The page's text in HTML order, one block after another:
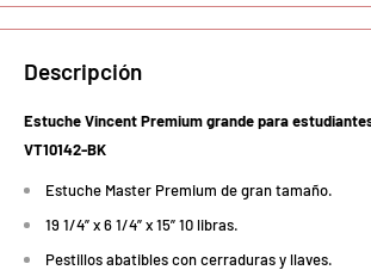
Descripción
Estuche Vincent Premium grande para
VT10142-BK
Estuche Master Premium de gran tamaño.
19 1/4” x 6 1/4” x 15” 10 libras.
Pestillos abatibles con cerraduras y llaves.